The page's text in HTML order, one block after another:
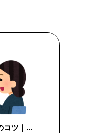
コツ｜...